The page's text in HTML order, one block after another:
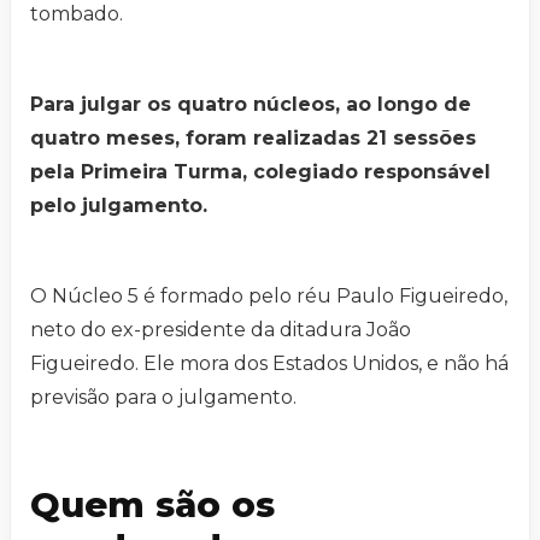
tombado.
Para julgar os quatro núcleos, ao longo de
quatro meses, foram realizadas 21 sessões
pela Primeira Turma, colegiado responsável
pelo julgamento.
O Núcleo 5 é formado pelo réu Paulo Figueiredo,
neto do ex-presidente da ditadura João
Figueiredo. Ele mora dos Estados Unidos, e não há
previsão para o julgamento.
Quem são os